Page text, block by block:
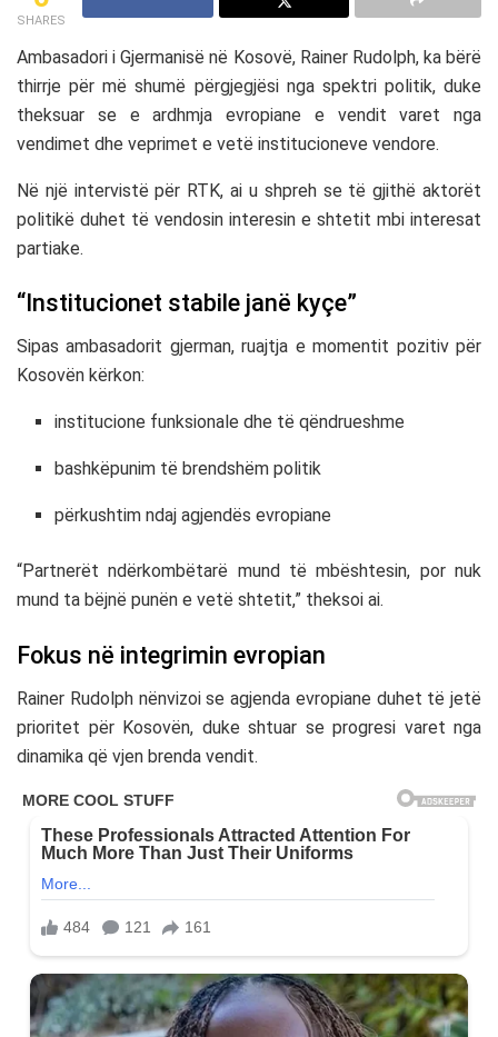
SHARES
Ambasadori i Gjermanisë në Kosovë, Rainer Rudolph, ka bërë
thirrje për më shumë përgjegjësi nga spektri politik, duke
theksuar se e ardhmja evropiane e vendit varet nga
vendimet dhe veprimet e vetë institucioneve vendore.
Në një intervistë për RTK, ai u shpreh se të gjithë aktorët
politikë duhet të vendosin interesin e shtetit mbi interesat
partiake.
“Institucionet stabile janë kyçe”
Sipas ambasadorit gjerman, ruajtja e momentit pozitiv për
Kosovën kërkon:
institucione funksionale dhe të qëndrueshme
bashkëpunim të brendshëm politik
përkushtim ndaj agjendës evropiane
“Partnerët ndërkombëtarë mund të mbështesin, por nuk
mund ta bëjnë punën e vetë shtetit,” theksoi ai.
Fokus në integrimin evropian
Rainer Rudolphnënvizoi se agjenda evropiane duhet të jetë
prioritet për Kosovën, duke shtuar se progresi varet nga
dinamika që vjen brenda vendit.